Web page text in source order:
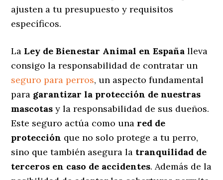
ajusten a tu presupuesto y requisitos
específicos.
La Ley de Bienestar Animal en España lleva
consigo la responsabilidad de contratar un
seguro para perros, un aspecto fundamental
para garantizar la protección de nuestras
mascotas y la responsabilidad de sus dueños.
Este seguro actúa como una red de
protección que no solo protege a tu perro,
sino que también asegura la tranquilidad de
terceros en caso de accidentes. Además de la